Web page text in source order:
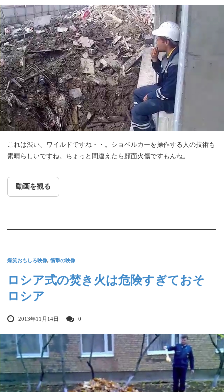
これは渋い、ワイルドですね・・。ショベルカーを操作する人の技術も
素晴らしいですね。ちょっと間違えたら顔面火傷ですもんね。
動画を観る
爆笑おもしろ映像, 衝撃の映像
ロシア式の焚き火は危険すぎておそ
ロシア
2013年11月14日 0